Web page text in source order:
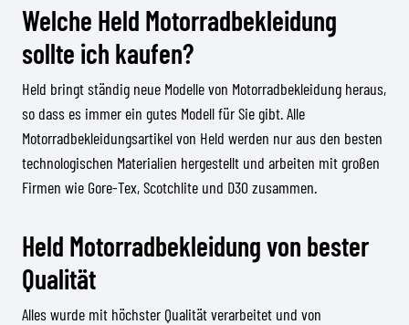
Welche Held Motorradbekleidung
sollte ich kaufen?
Held bringt ständig neue Modelle von Motorradbekleidung heraus,
so dass es immer ein gutes Modell für Sie gibt. Alle
Motorradbekleidungsartikel von Held werden nur aus den besten
technologischen Materialien hergestellt und arbeiten mit großen
Firmen wie Gore-Tex, Scotchlite und D30 zusammen.
Held Motorradbekleidung von bester
Qualität
Alles wurde mit höchster Qualität verarbeitet und von